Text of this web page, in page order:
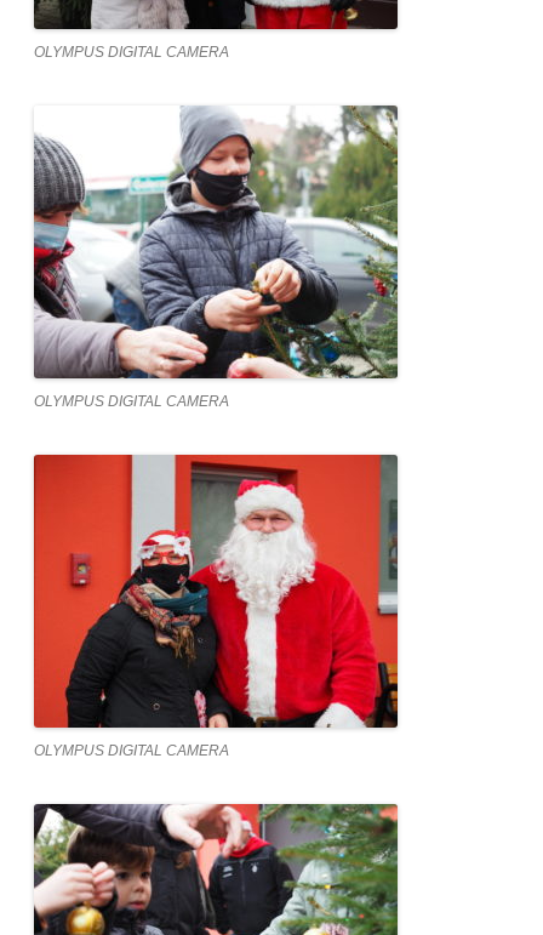
OLYMPUS DIGITAL CAMERA
OLYMPUS DIGITAL CAMERA
OLYMPUS DIGITAL CAMERA